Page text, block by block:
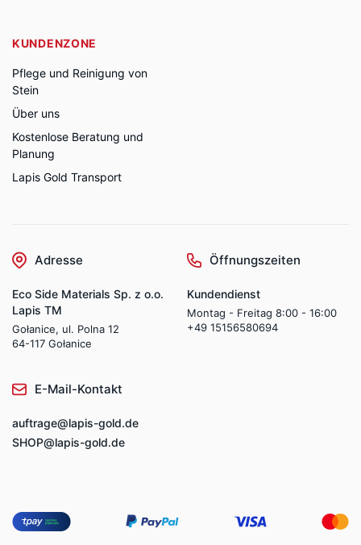
KUNDENZONE
Pflege und Reinigung von
Stein
Über uns
Kostenlose Beratung und
Planung
Lapis Gold Transport
Adresse
Eco Side Materials Sp. z o.o.
Lapis TM
Gołanice, ul. Polna 12
64-117 Gołanice
Öffnungszeiten
Kundendienst
Montag - Freitag 8:00 - 16:00
+49 15156580694
E-Mail-Kontakt
auftrage@lapis-gold.de
SHOP@lapis-gold.de